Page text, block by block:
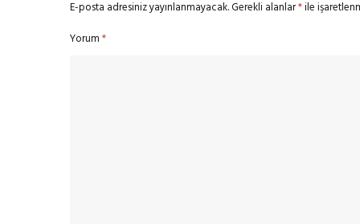
E-posta adresiniz yayınlanmayacak.Gerekli alanlar*ile
Yorum*